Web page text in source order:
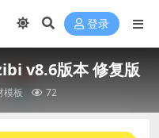
登录
v8.6版本 修复版
模板 72